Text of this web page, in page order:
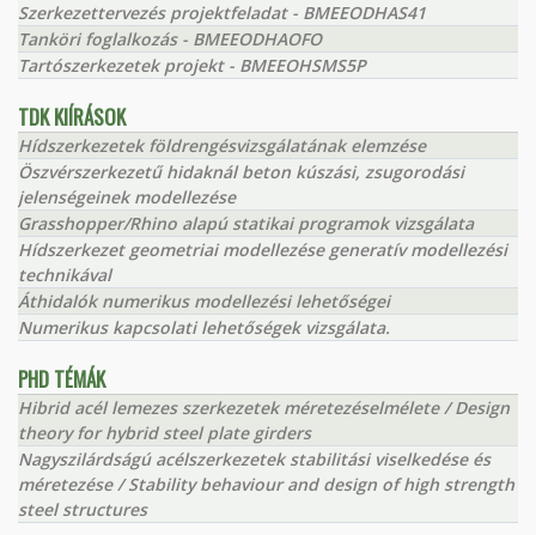
Szerkezettervezés projektfeladat - BMEEODHAS41
Tanköri foglalkozás - BMEEODHAOFO
Tartószerkezetek projekt - BMEEOHSMS5P
TDK KIÍRÁSOK
Hídszerkezetek földrengésvizsgálatának elemzése
Öszvérszerkezetű hidaknál beton kúszási, zsugorodási
jelenségeinek modellezése
Grasshopper/Rhino alapú statikai programok vizsgálata
Hídszerkezet geometriai modellezése generatív modellezési
technikával
Áthidalók numerikus modellezési lehetőségei
Numerikus kapcsolati lehetőségek vizsgálata.
PHD TÉMÁK
Hibrid acél lemezes szerkezetek méretezéselmélete / Design
theory for hybrid steel plate girders
Nagyszilárdságú acélszerkezetek stabilitási viselkedése és
méretezése / Stability behaviour and design of high strength
steel structures